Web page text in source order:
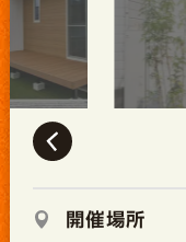
開催場所